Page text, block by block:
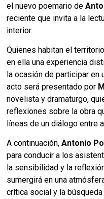
el nuevo poemario de
reciente que invita a la
interior.
Quienes habitan el
en ella una experiencia
la ocasión de participar en
acto será presentado por
novelista y dramaturgo,
reflexiones sobre la obra
líneas de un diálogo entre
A continuación,Antonio
para conducir a los
la sensibilidad y la
sumergirá en una
crítica social y la